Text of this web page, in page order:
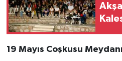
19 Mayıs Coşkusu